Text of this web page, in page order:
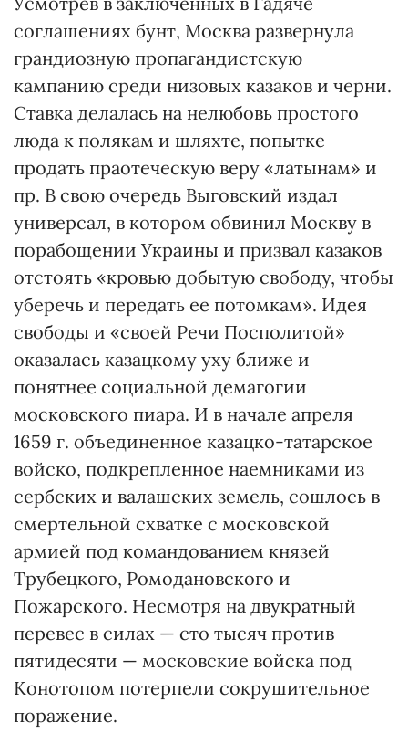
соглашениях бунт, Москва развернула
грандиозную пропагандистскую
кампанию среди низовых казаков и черни.
Ставка делалась на нелюбовь простого
люда к полякам и шляхте, попытке
продать праотеческую веру «латынам» и
пр. В свою очередь Выговский издал
универсал, в котором обвинил Москву в
порабощении Украины и призвал казаков
отстоять «кровью добытую свободу, чтобы
уберечь и передать ее потомкам». Идея
свободы и «своей Речи Поспoлитой»
оказалась казацкому уху ближе и
понятнее социальной демагогии
московского пиара. И в начале апреля
1659 г. объединенное казацко-татарское
войско, подкрепленное наемниками из
сербских и валашских земель, сошлось в
смертельной схватке с московской
армией под командованием князей
Трубецкого, Ромодановского и
Пожарского. Несмотря на двукратный
перевес в силах — сто тысяч против
пятидесяти — московские войска под
Конотопом потерпели сокрушительное
поражение.